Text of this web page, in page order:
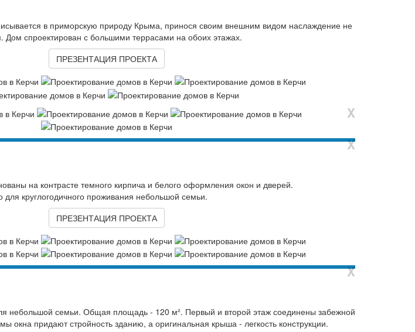
в приморскую природу Крыма, принося своим внешним видом наслаждение не
спроектирован с большими террасами на обоих этажах.
ПРЕЗЕНТАЦИЯ ПРОЕКТА
X
X
на контрасте темного кирпича и белого оформления окон и дверей.
круглогодичного проживания небольшой семьи.
ПРЕЗЕНТАЦИЯ ПРОЕКТА
X
небольшой семьи. Общая площадь - 120 м². Первый и второй этаж соединены забежной
окна придают стройность зданию, а оригинальная крыша - легкость конструкции.